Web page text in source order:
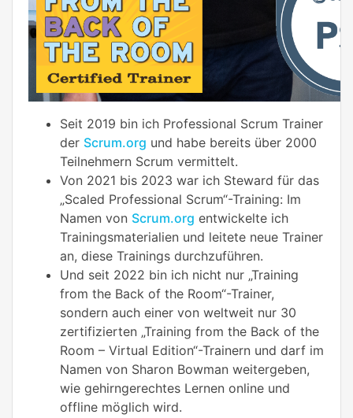
Seit 2019 bin ich Professional Scrum Trainer
der Scrum.org und habe bereits über 2000
Teilnehmern Scrum vermittelt.
Von 2021 bis 2023 war ich Steward für das
„Scaled Professional Scrum“-Training: Im
Namen von Scrum.org entwickelte ich
Trainingsmaterialien und leitete neue Trainer
an, diese Trainings durchzuführen.
Und seit 2022 bin ich nicht nur „Training
from the Back of the Room“-Trainer,
sondern auch einer von weltweit nur 30
zertifizierten „Training from the Back of the
Room – Virtual Edition“-Trainern und darf im
Namen von Sharon Bowman weitergeben,
wie gehirngerechtes Lernen online und
offline möglich wird.